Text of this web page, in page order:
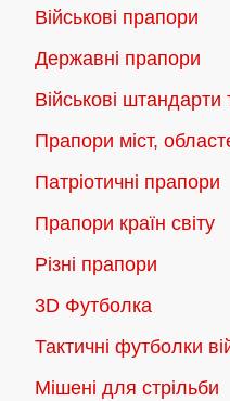
можна
вибрати
на
товару
Військові прапори
Державні прапори
Військові штандарти
Прапори міст,
Патріотичні прапори
Прапори країн світу
Різні прапори
3D Футболка
Тактичні футболки
Мішені для стрільби